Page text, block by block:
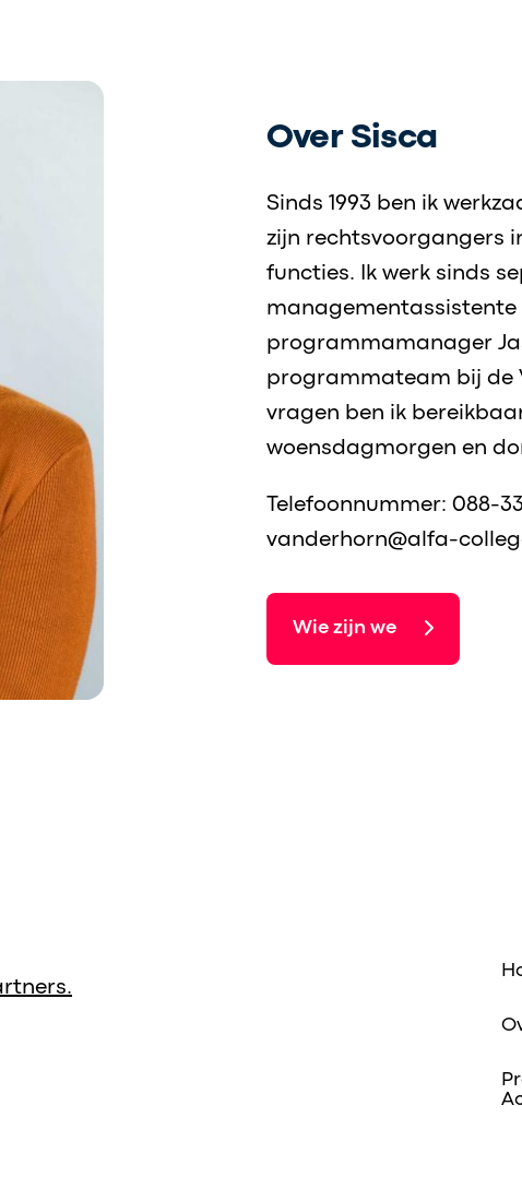
Over Sisca
Sinds 1993 ben ik
zijn rechtsvoorgangers
functies. Ik werk sinds
managementassistente
programmamanager
programmateam bij de
vragen ben ik
woensdagmorgen en
Telefoonnummer: 088-
vanderhorn@alfa-
Wie zijn we